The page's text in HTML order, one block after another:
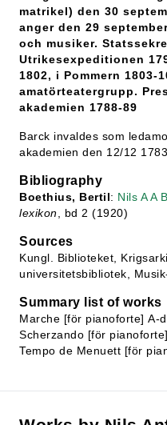
matrikel) den 30
anger den 29
och musiker.
Utrikesexpeditionen
1802, i Pommern 1803-
amatörteatergrupp.
akademien 1788-89
Barck invaldes som
akademien den 12/12 1783
Bibliography
Boethius, Bertil: Nils A A
lexikon , bd 2 (1920)
Sources
Kungl. Biblioteket,
universitetsbibliotek,
Summary list of works
Marche [för pianoforte] A-
Scherzando [för
Tempo de Menuett [för